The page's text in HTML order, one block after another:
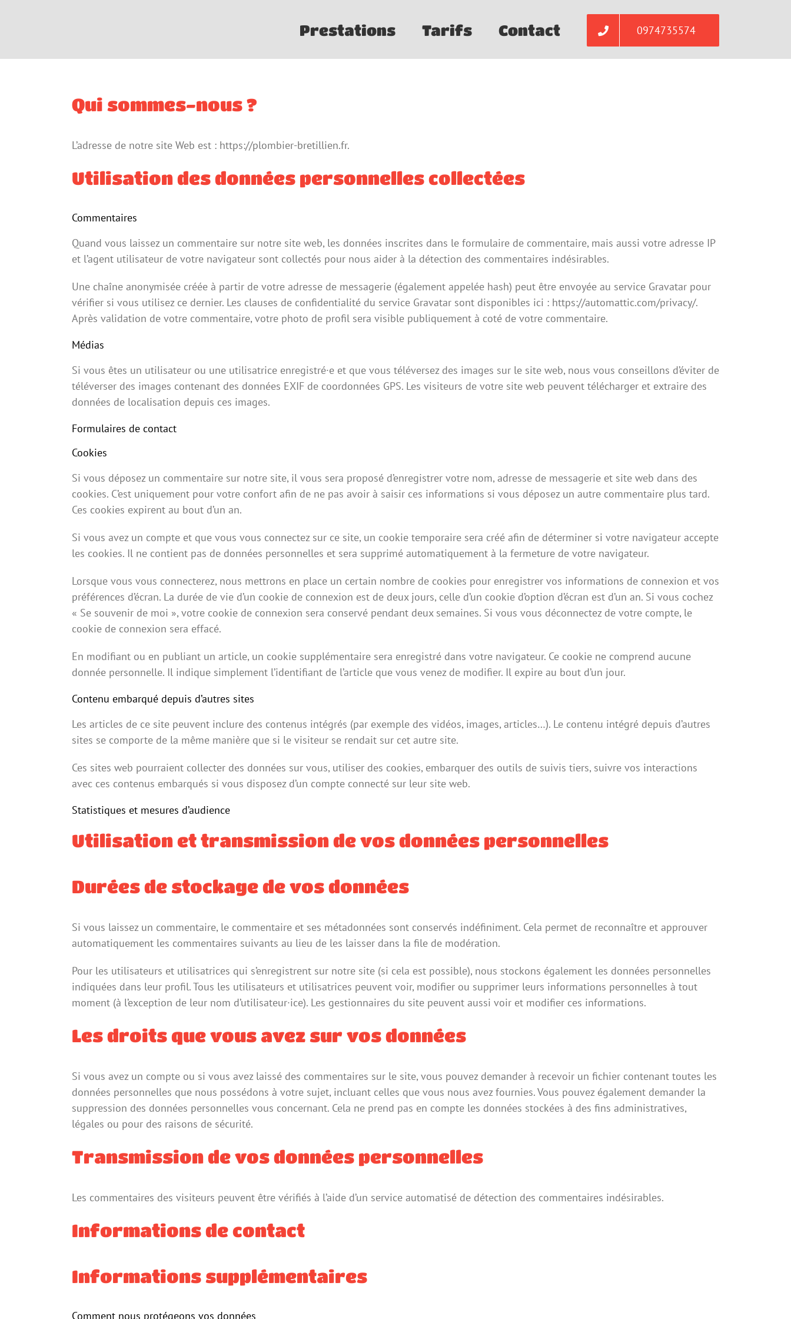
Prestations Tarifs Contact 0974735574
Qui sommes-nous ?
L’adresse de notre site Web est : https://plombier-bretillien.fr.
Utilisation des données personnelles collectées
Commentaires
Quand vous laissez un commentaire sur notre site web, les données inscrites dans le formulaire de commentaire, mais aussi votre adresse IP
et l’agent utilisateur de votre navigateur sont collectés pour nous aider à la détection des commentaires indésirables.
Une chaîne anonymisée créée à partir de votre adresse de messagerie (également appelée hash) peut être envoyée au service Gravatar pour
vérifier si vous utilisez ce dernier. Les clauses de confidentialité du service Gravatar sont disponibles ici : https://automattic.com/privacy/.
Après validation de votre commentaire, votre photo de profil sera visible publiquement à coté de votre commentaire.
Médias
Si vous êtes un utilisateur ou une utilisatrice enregistré·e et que vous téléversez des images sur le site web, nous vous conseillons d’éviter de
téléverser des images contenant des données EXIF de coordonnées GPS. Les visiteurs de votre site web peuvent télécharger et extraire des
données de localisation depuis ces images.
Formulaires de contact
Cookies
Si vous déposez un commentaire sur notre site, il vous sera proposé d’enregistrer votre nom, adresse de messagerie et site web dans des
cookies. C’est uniquement pour votre confort afin de ne pas avoir à saisir ces informations si vous déposez un autre commentaire plus tard.
Ces cookies expirent au bout d’un an.
Si vous avez un compte et que vous vous connectez sur ce site, un cookie temporaire sera créé afin de déterminer si votre navigateur accepte
les cookies. Il ne contient pas de données personnelles et sera supprimé automatiquement à la fermeture de votre navigateur.
Lorsque vous vous connecterez, nous mettrons en place un certain nombre de cookies pour enregistrer vos informations de connexion et vos
préférences d’écran. La durée de vie d’un cookie de connexion est de deux jours, celle d’un cookie d’option d’écran est d’un an. Si vous cochez
« Se souvenir de moi », votre cookie de connexion sera conservé pendant deux semaines. Si vous vous déconnectez de votre compte, le
cookie de connexion sera effacé.
En modifiant ou en publiant un article, un cookie supplémentaire sera enregistré dans votre navigateur. Ce cookie ne comprend aucune
donnée personnelle. Il indique simplement l’identifiant de l’article que vous venez de modifier. Il expire au bout d’un jour.
Contenu embarqué depuis d’autres sites
Les articles de ce site peuvent inclure des contenus intégrés (par exemple des vidéos, images, articles…). Le contenu intégré depuis d’autres
sites se comporte de la même manière que si le visiteur se rendait sur cet autre site.
Ces sites web pourraient collecter des données sur vous, utiliser des cookies, embarquer des outils de suivis tiers, suivre vos interactions
avec ces contenus embarqués si vous disposez d’un compte connecté sur leur site web.
Statistiques et mesures d’audience
Utilisation et transmission de vos données personnelles
Durées de stockage de vos données
Si vous laissez un commentaire, le commentaire et ses métadonnées sont conservés indéfiniment. Cela permet de reconnaître et approuver
automatiquement les commentaires suivants au lieu de les laisser dans la file de modération.
Pour les utilisateurs et utilisatrices qui s’enregistrent sur notre site (si cela est possible), nous stockons également les données personnelles
indiquées dans leur profil. Tous les utilisateurs et utilisatrices peuvent voir, modifier ou supprimer leurs informations personnelles à tout
moment (à l’exception de leur nom d’utilisateur·ice). Les gestionnaires du site peuvent aussi voir et modifier ces informations.
Les droits que vous avez sur vos données
Si vous avez un compte ou si vous avez laissé des commentaires sur le site, vous pouvez demander à recevoir un fichier contenant toutes les
données personnelles que nous possédons à votre sujet, incluant celles que vous nous avez fournies. Vous pouvez également demander la
suppression des données personnelles vous concernant. Cela ne prend pas en compte les données stockées à des fins administratives,
légales ou pour des raisons de sécurité.
Transmission de vos données personnelles
Les commentaires des visiteurs peuvent être vérifiés à l’aide d’un service automatisé de détection des commentaires indésirables.
Informations de contact
Informations supplémentaires
Comment nous protégeons vos données